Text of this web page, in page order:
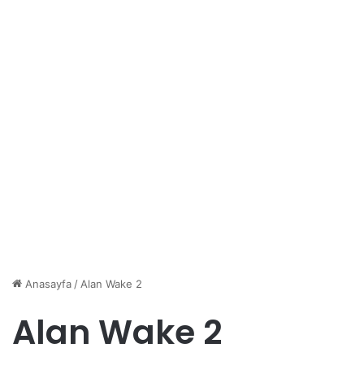
Anasayfa/Alan Wake 2
Alan Wake 2